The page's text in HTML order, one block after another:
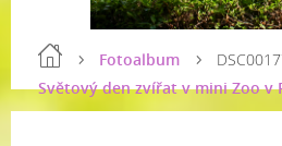
Fotoalbum
Světový den zvířat v mini Zoo v